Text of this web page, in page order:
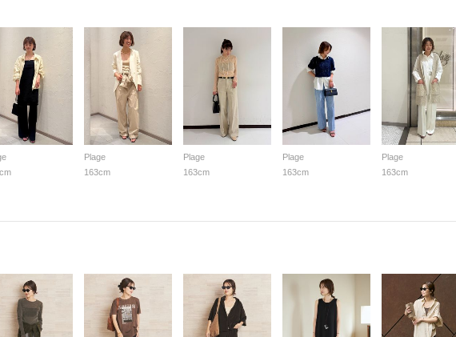
Plage
163cm
Plage
163cm
Plage
163cm
Plage
163cm